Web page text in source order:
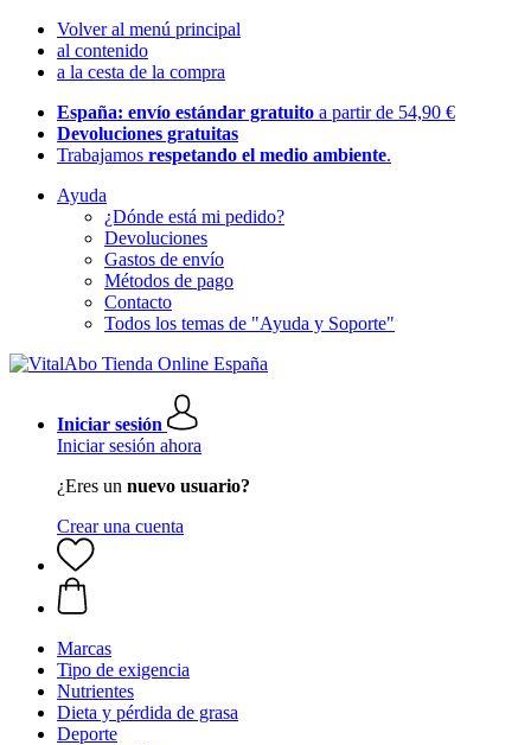
Volver al menú principal
al contenido
a la cesta de la compra
España: envío estándar gratuito a partir de 54,90 €
Devoluciones gratuitas
Trabajamos respetando el medio ambiente.
Ayuda
¿Dónde está mi pedido?
Devoluciones
Gastos de envío
Métodos de pago
Contacto
Todos los temas de "Ayuda y Soporte"
Iniciar sesión
Iniciar sesión ahora
¿Eres un nuevo usuario?
Crear una cuenta
Marcas
Tipo de exigencia
Nutrientes
Dieta y pérdida de grasa
Deporte